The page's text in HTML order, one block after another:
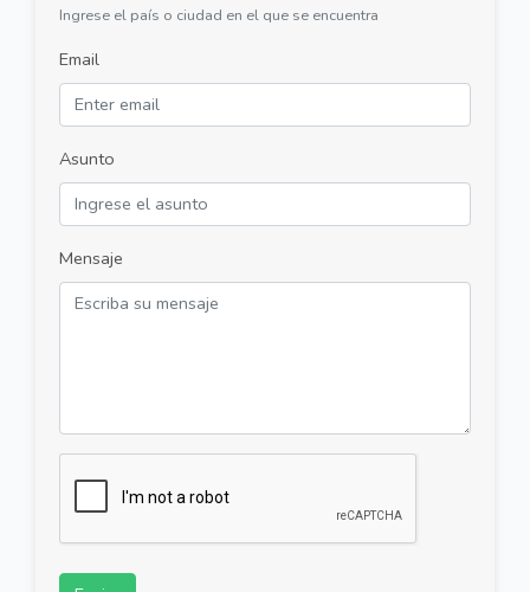
Ingrese el país o ciudad en el que se encuentra
Email
Asunto
Mensaje